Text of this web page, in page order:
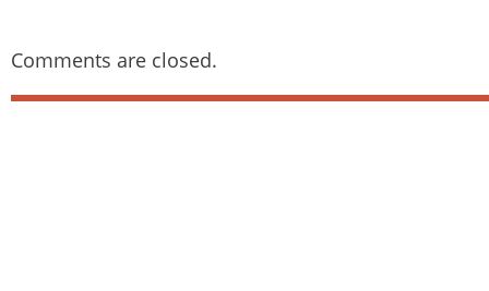
Comments are closed.